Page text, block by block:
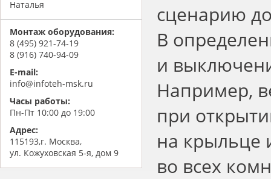
Наталья
Монтаж оборудования:
8 (495) 921-74-19
8 (916) 740-94-09
E-mail:
info@infoteh-msk.ru
Часы работы:
Пн-Пт 10:00 до 19:00
Адрес:
115193,г. Москва,
ул. Кожуховская 5-я, дом 9
сценарию
В
и
Например,
при
на крыльце
во всех